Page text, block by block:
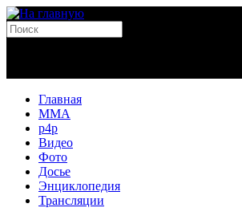
Главная
MMA
p4p
Видео
Фото
Досье
Энциклопедия
Трансляции